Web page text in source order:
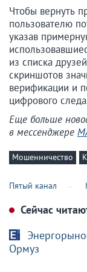
Чтобы вернуть
пользователю
указав
из списка
скриншотов
верификации и
цифрового
Еще больше
в мессенджере
Мошенничество
Пятый канал
Сейчас
Ормуз